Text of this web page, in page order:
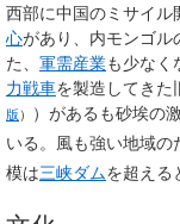
西部に中国のミサイル
心があり、内モンゴル
た、 軍需産業も少なく
力戦車を製造してきた
版 ）
）があるも砂埃の
いる。風も強い地域の
模は三峡ダムを超える